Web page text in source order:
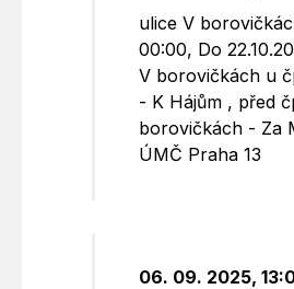
ulice V
00:00, Do
V borovičkách u
- K Hájům , před
borovičkách - Za
ÚMČ Praha 13
06. 09. 2025,